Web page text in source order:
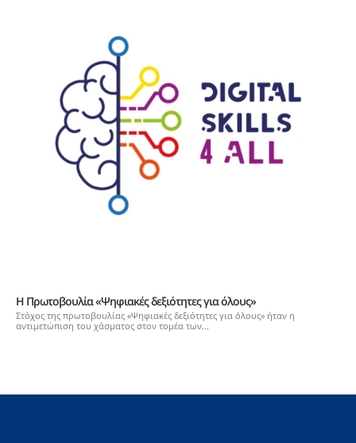
Η Πρωτοβουλία «Ψηφιακές δεξιότητες για όλους»
Στόχος της πρωτοβουλίας «Ψηφιακές δεξιότητες για όλους» ήταν η
αντιμετώπιση του χάσματος στον τομέα των...